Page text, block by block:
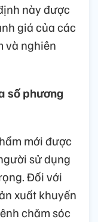
này được
giá của các
và nghiên
số phương
mới được
sử dụng
Đối với
xuất khuyến
chăm sóc